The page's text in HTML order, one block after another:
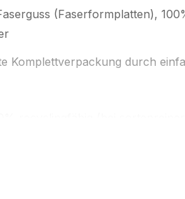
(Faserformplatten),
Komplettverpackung durch
komplett über